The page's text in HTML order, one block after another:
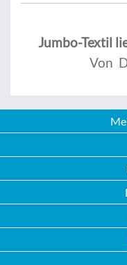
Jumbo-Textil
Von